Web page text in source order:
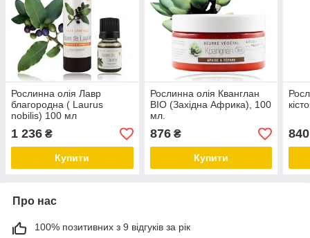
Рослинна олія Лавр
благородна ( Laurus
nobilis) 100 мл
1 236 ₴
Купити
Рослинна олія Кванглан
BIO (Західна Африка), 100
мл.
876₴
Купити
840
Про нас
100% позитивних з 9 відгуків за рік